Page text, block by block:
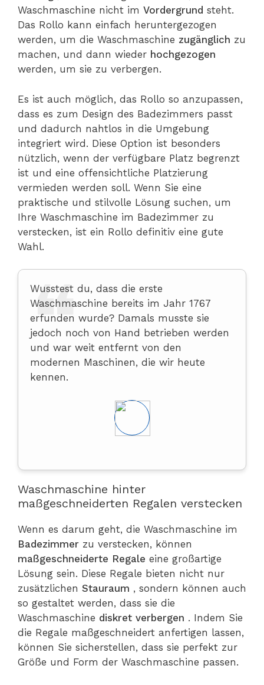
Waschmaschine nicht im Vordergrund steht.
Das Rollo kann einfach heruntergezogen
werden, um die Waschmaschine zugänglich zu
machen, und dann wieder hochgezogen
werden, um sie zu verbergen.
Es ist auch möglich, das Rollo so anzupassen,
dass es zum Design des Badezimmers passt
und dadurch nahtlos in die Umgebung
integriert wird. Diese Option ist besonders
nützlich, wenn der verfügbare Platz begrenzt
ist und eine offensichtliche Platzierung
vermieden werden soll. Wenn Sie eine
praktische und stilvolle Lösung suchen, um
Ihre Waschmaschine im Badezimmer zu
verstecken, ist ein Rollo definitiv eine gute
Wahl.
Wusstest du, dass die erste
Waschmaschine bereits im Jahr 1767
erfunden wurde? Damals musste sie
jedoch noch von Hand betrieben werden
und war weit entfernt von den
modernen Maschinen, die wir heute
kennen.
Waschmaschine hinter
maßgeschneiderten Regalen verstecken
Wenn es darum geht, die Waschmaschine im
Badezimmer zu verstecken, können
maßgeschneiderte Regale eine großartige
Lösung sein. Diese Regale bieten nicht nur
zusätzlichen Stauraum , sondern können auch
so gestaltet werden, dass sie die
Waschmaschine diskret verbergen . Indem Sie
die Regale maßgeschneidert anfertigen lassen,
können Sie sicherstellen, dass sie perfekt zur
Größe und Form der Waschmaschine passen.